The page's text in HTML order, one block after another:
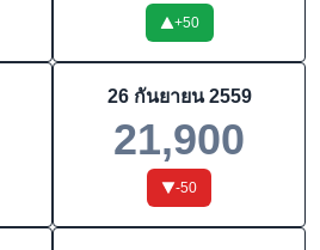
+50
26 กันยายน 2559
21,900
-50